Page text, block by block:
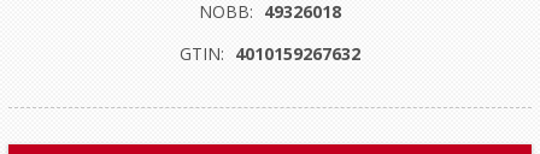
NOBB: 49326018
GTIN: 4010159267632